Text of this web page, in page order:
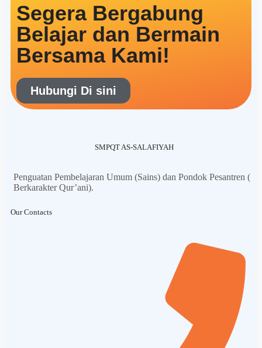
Segera Bergabung
Belajar dan Bermain
Bersama Kami!
Hubungi Di sini
SMPQT AS-SALAFIYAH
Penguatan Pembelajaran Umum (Sains) dan Pondok Pesantren (
Berkarakter Qur’ani).
Our Contacts